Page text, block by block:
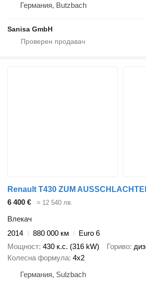
Германия, Butzbach
Sanisa GmbH
Renault T430 ZUM
6 400 €
≈ 12 540 лв.
Влекач
2014
880 000 км
Euro 6
Мощност 430 к.с. (316 kW) Гориво
Колесна формула 4x2
Германия, Sulzbach